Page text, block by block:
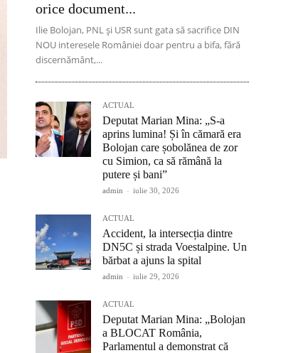
orice document...
Ilie Bolojan, PNL și USR sunt gata să sacrifice DIN
NOU interesele României doar pentru a bifa, fără
discernământ,...
ACTUAL
Deputat Marian Mina: „S-a
aprins lumina! Și în cămară era
Bolojan care șobolănea de zor
cu Simion, ca să rămână la
putere și bani”
admin - iulie 30, 2026
ACTUAL
Accident, la intersecția dintre
DN5C și strada Voestalpine. Un
bărbat a ajuns la spital
admin - iulie 29, 2026
ACTUAL
Deputat Marian Mina: „Bolojan
a BLOCAT România,
Parlamentul a demonstrat că